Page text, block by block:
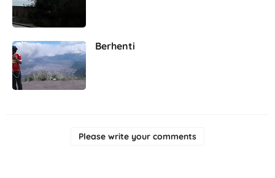
Berhenti
Please write your comments